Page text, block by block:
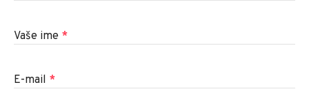
Vaše ime *
E-mail *